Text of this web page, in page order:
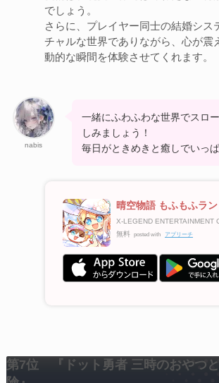
でしょう。
さらに、プレイヤー同士の結婚シス
チャルな世界でありながら、心が震
動的な瞬間を体験させてくれます。
nabis
一緒にふわふわな世界でスロ
しみましょう！
毎日がときめきと癒しでいっ
晴空物語 もふもふラン
X-LEGEND ENTERTAINMENT
無料
posted with アプリーチ
第7位 『ドット勇者 三時のおやつ